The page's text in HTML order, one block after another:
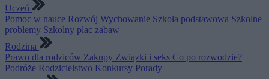
Uczeń
Pomoc w nauce Rozwój Wychowanie Szkoła podstawowa Szkolne
problemy Szkolny plac zabaw
Rodzina
Prawo dla rodziców Zakupy Związki i seks Co po rozwodzie?
Podróże Rodzicielstwo Konkursy Porady